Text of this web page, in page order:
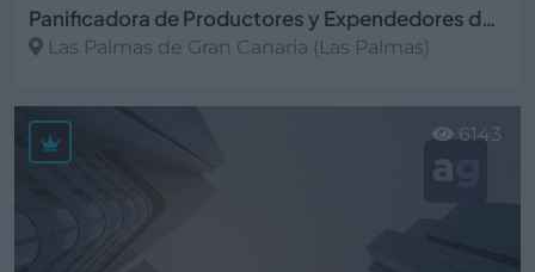
Panificadora de Productores y Expendedores de Las Palmas
Las Palmas de Gran Canaria (Las Palmas)
6143